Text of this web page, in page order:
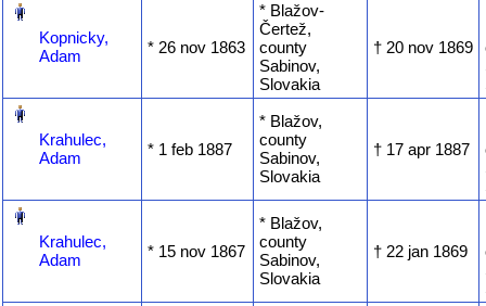
Kopnicky,
Adam
* ‎26 nov 1863
* Blažov-
Čertež,
county
Sabinov,
Slovakia
† ‎20 nov 1869
Krahulec,
Adam
* ‎1 feb 1887
* Blažov,
county
Sabinov,
Slovakia
† ‎17 apr 1887
Krahulec,
Adam
* ‎15 nov 1867
* Blažov,
county
Sabinov,
Slovakia
† ‎22 jan 1869